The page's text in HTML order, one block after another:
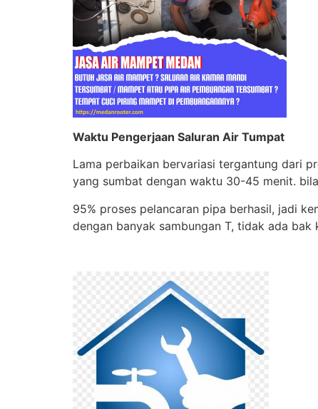
Waktu Pengerjaan Saluran Air Tumpat
Lama perbaikan bervariasi tergantung dari
yang sumbat dengan waktu 30-45 menit.
95% proses pelancaran pipa berhasil, jadi
dengan banyak sambungan T, tidak ada